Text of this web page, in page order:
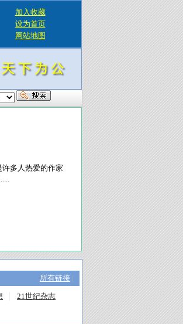
加入收藏
设为首页
网站地图
多人热爱的作家
所有链接 |
21世纪杂志